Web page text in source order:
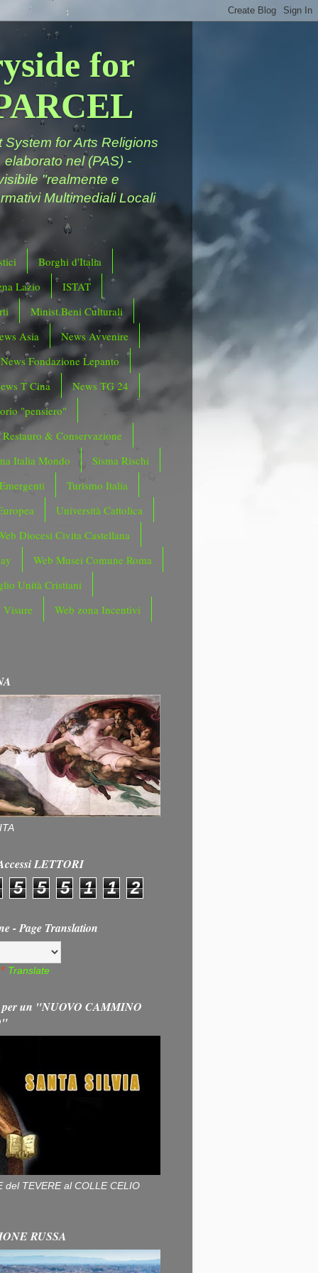
for
for Arts Religions
nel (PAS) -
"realmente e
Multimediali Locali
Borghi d'Italia
Lazio
ISTAT
Minist.Beni Culturali
Asia
News Avvenire
News Fondazione Lepanto
T Cina
News TG 24
"pensiero"
Restauro & Conservazione
Italia Mondo
Sisma Rischi
Turismo Italia
Università Cattolica
Diocesi Civita Castellana
Web Musei Comune Roma
Unità Cristiani
Visure
Web zona Incentivi
LETTORI
5 5 5 1 1 2
- Page Translation
Translate
per un "NUOVO CAMMINO
del TEVERE al COLLE CELIO
RUSSA